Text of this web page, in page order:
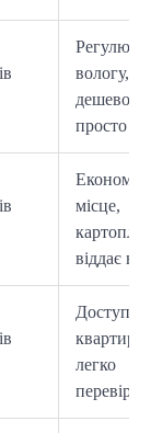
Регулює
вологу,
дешево,
просто
місце,
картопля
віддає
квартирі,
легко